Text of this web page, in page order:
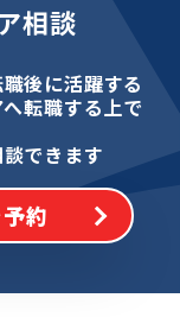
相談
後に活躍する
転職する上で
できます
約